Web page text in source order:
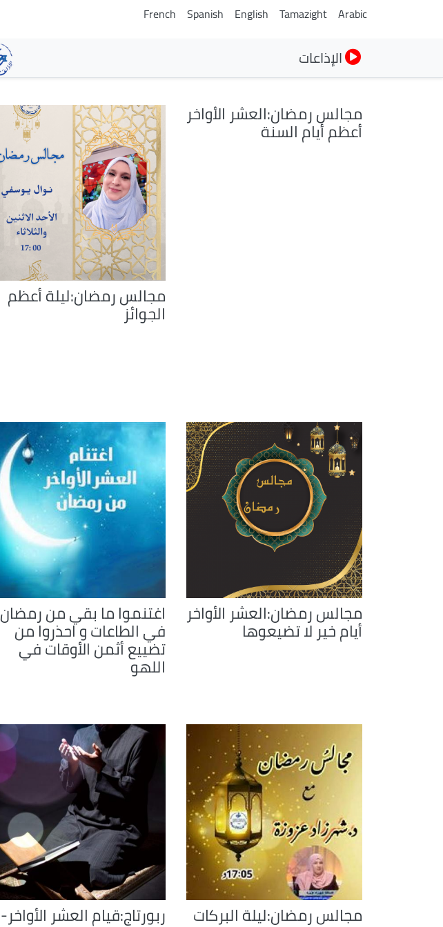
Arabic
Tamazight
English
Spanish
French
الإذاعات
مجالس رمضان:العشر الأواخر
أعظم أيام السنة
مجالس رمضان:ليلة أعظم
الجوائز
مجالس رمضان:العشر الأواخر
أيام خير لا تضيعوها
اغتنموا ما بقي من رمضان
في الطاعات و احذروا من
تضييع أثمن الأوقات في
اللهو
مجالس رمضان:ليلة البركات ربورتاج:قيام العشر الأواخر-